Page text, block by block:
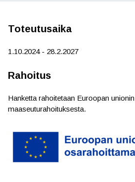
Toteutusaika
1.10.2024 - 28.2.2027
Rahoitus
Hanketta rahoitetaan Euroopan unionin
maaseuturahoituksesta.